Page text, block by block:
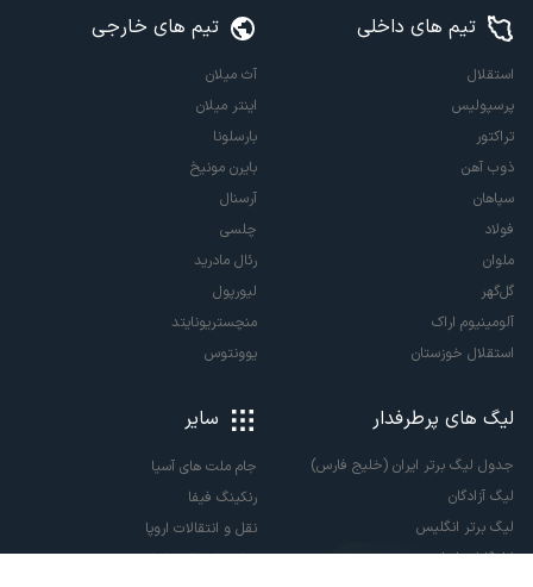
تیم های داخلی
استقلال
پرسپولیس
تراکتور
ذوب آهن
سپاهان
فولاد
ملوان
گل‌گهر
آلومینیوم اراک
استقلال خوزستان
تیم های خارجی
آث میلان
اینتر میلان
بارسلونا
بایرن مونیخ
آرسنال
چلسی
رئال مادرید
لیورپول
منچستریونایتد
یوونتوس
لیگ های پرطرفدار
جدول لیگ برتر ایران (خلیج فارس)
لیگ آزادگان
لیگ برتر انگلیس
لالیگا اسپانیا
سایر
جام ملت های آسیا
رنکینگ فیفا
نقل و انتقالات اروپا
نقل و انتقالات ایران